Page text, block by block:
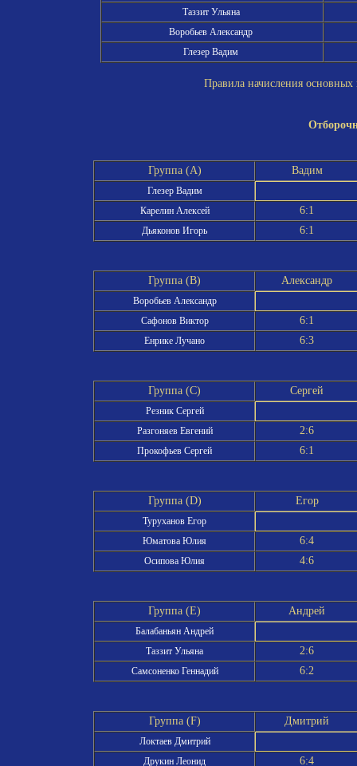
Таззит Ульяна
Воробьев Александр
Глезер Вадим
Правила начисления
Группа (A) Вадим
Глезер Вадим
Карелин Алексей
6:1
Дьяконов Игорь 6:1
Группа (B) Александр
Воробьев Александр
Сафонов Виктор
6:1
Енрике Лучано 6:3
Группа (C) Сергей
Резник Сергей
Разгоняев Евгений
2:6
Прокофьев Сергей 6:1
Группа (D) Егор
Туруханов Егор
Юматова Юлия
6:4
Осипова Юлия 4:6
Группа (E) Андрей
Балабаньян Андрей
Таззит Ульяна
2:6
Самсоненко Геннадий 6:2
Группа (F) Дмитрий
Локтаев Дмитрий
Друкин Леонид
6:4